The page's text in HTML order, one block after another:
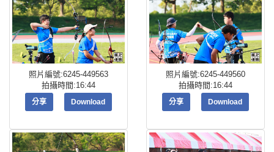
照片編號:6245-449563
拍攝時間:16:44
分享 Download
照片編號:6245-449560
拍攝時間:16:44
分享 Download